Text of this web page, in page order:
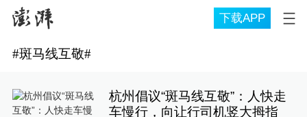
下载APP
#斑马线互敬#
杭州倡议“斑马线互敬”：人快走
车慢行，向让行司机竖大拇指